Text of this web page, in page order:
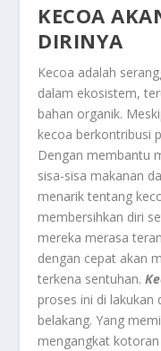
KECOA
DIRINYA
Kecoa adalah
dalam ekosistem,
bahan organik.
kecoa berkontribusi
Dengan membantu
sisa-sisa makanan
menarik tentang
membersihkan diri
mereka merasa
dengan cepat akan
terkena sentuhan.
proses ini di lakukan
belakang. Yang
mengangkat